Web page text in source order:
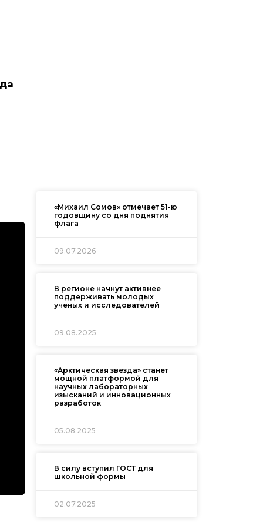
«Михаил Сомов» отмечает 51-ю
годовщину со дня поднятия
флага
09.07.2026
В регионе начнут активнее
поддерживать молодых
ученых и исследователей
09.08.2025
«Арктическая звезда» станет
мощной платформой для
научных лабораторных
изысканий и инновационных
разработок
05.08.2025
В силу вступил ГОСТ для
школьной формы
02.07.2025